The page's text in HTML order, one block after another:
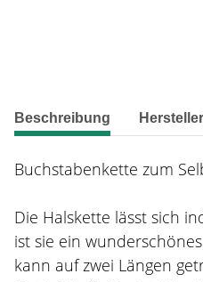
weitere Registerkarten
Beschreibung
Buchstabenkette zum
Die Halskette lässt sich
ist sie ein
kann auf zwei Längen